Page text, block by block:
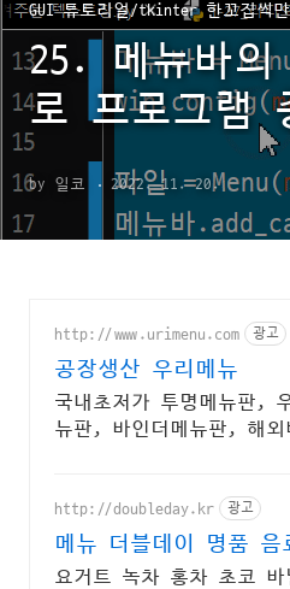
GUI 튜토리얼/tkinter 한꼬집씩
25. 메뉴바의
로 프로그램
by 일코 2022. 11. 20.
http://www.urimenu.com 광고
공장생산 우리메뉴
국내초저가 투명메뉴판,
뉴판, 바인더메뉴판, 해
http://doubleday.kr 광고
메뉴 더블데이 명품 음
이스 전문
요거트 녹차 홍차 초코 바